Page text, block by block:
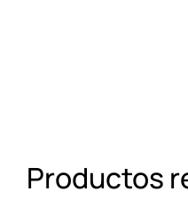
Productos